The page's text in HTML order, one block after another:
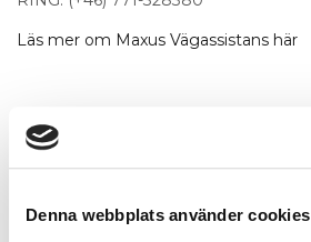
Denna webbplats använder cookies
Läs mer om Maxus Vägassistans här